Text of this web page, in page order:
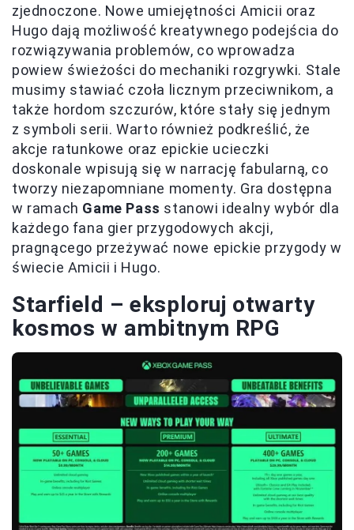
zjednoczone. Nowe umiejętności Amicii oraz
Hugo dają możliwość kreatywnego podejścia do
rozwiązywania problemów, co wprowadza
powiew świeżości do mechaniki rozgrywki. Stale
musimy stawiać czoła licznym przeciwnikom, a
także hordom szczurów, które stały się jednym
z symboli serii. Warto również podkreślić, że
akcje ratunkowe oraz epickie ucieczki
doskonale wpisują się w narrację fabularną, co
tworzy niezapomniane momenty. Gra dostępna
w ramach Game Pass stanowi idealny wybór dla
każdego fana gier przygodowych akcji,
pragnącego przeżywać nowe epickie przygody w
świecie Amicii i Hugo.
Starfield – eksploruj otwarty
kosmos w ambitnym RPG